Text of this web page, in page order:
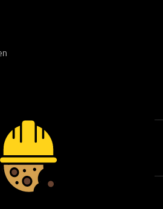
Bel met onze experts!
+32(0)3 303 14 53